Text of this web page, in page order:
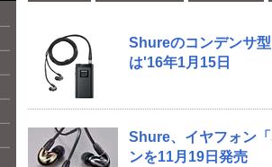
Shureのコンデンサ
は'16年1月15日
Shure、イヤフォン
ンを11月19日発売